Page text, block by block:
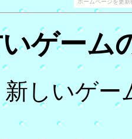
ホームページを更
ゲーム
新しいゲー